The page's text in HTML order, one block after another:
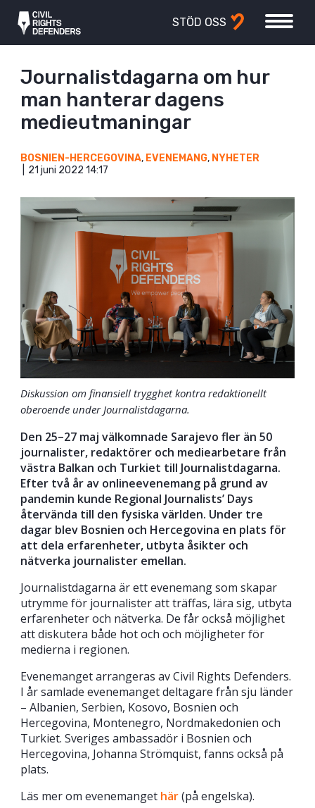
STÖD OSS
Journalistdagarna om hur
man hanterar dagens
medieutmaningar
BOSNIEN-HERCEGOVINA, EVENEMANG, NYHETER
21 juni 2022 14:17
Diskussion om finansiell trygghet kontra redaktionellt
oberoende under Journalistdagarna.
Den 25–27 maj välkomnade Sarajevo fler än 50
journalister, redaktörer och mediearbetare från
västra Balkan och Turkiet till Journalistdagarna.
Efter två år av onlineevenemang på grund av
pandemin kunde Regional Journalists’ Days
återvända till den fysiska världen. Under tre
dagar blev Bosnien och Hercegovina en plats för
att dela erfarenheter, utbyta åsikter och
nätverka journalister emellan.
Journalistdagarna är ett evenemang som skapar
utrymme för journalister att träffas, lära sig, utbyta
erfarenheter och nätverka. De får också möjlighet
att diskutera både hot och och möjligheter för
medierna i regionen.
Evenemanget arrangeras av Civil Rights Defenders.
I år samlade evenemanget deltagare från sju länder
– Albanien, Serbien, Kosovo, Bosnien och
Hercegovina, Montenegro, Nordmakedonien och
Turkiet. Sveriges ambassadör i Bosnien och
Hercegovina, Johanna Strömquist, fanns också på
plats.
Läs mer om evenemanget här(på engelska).